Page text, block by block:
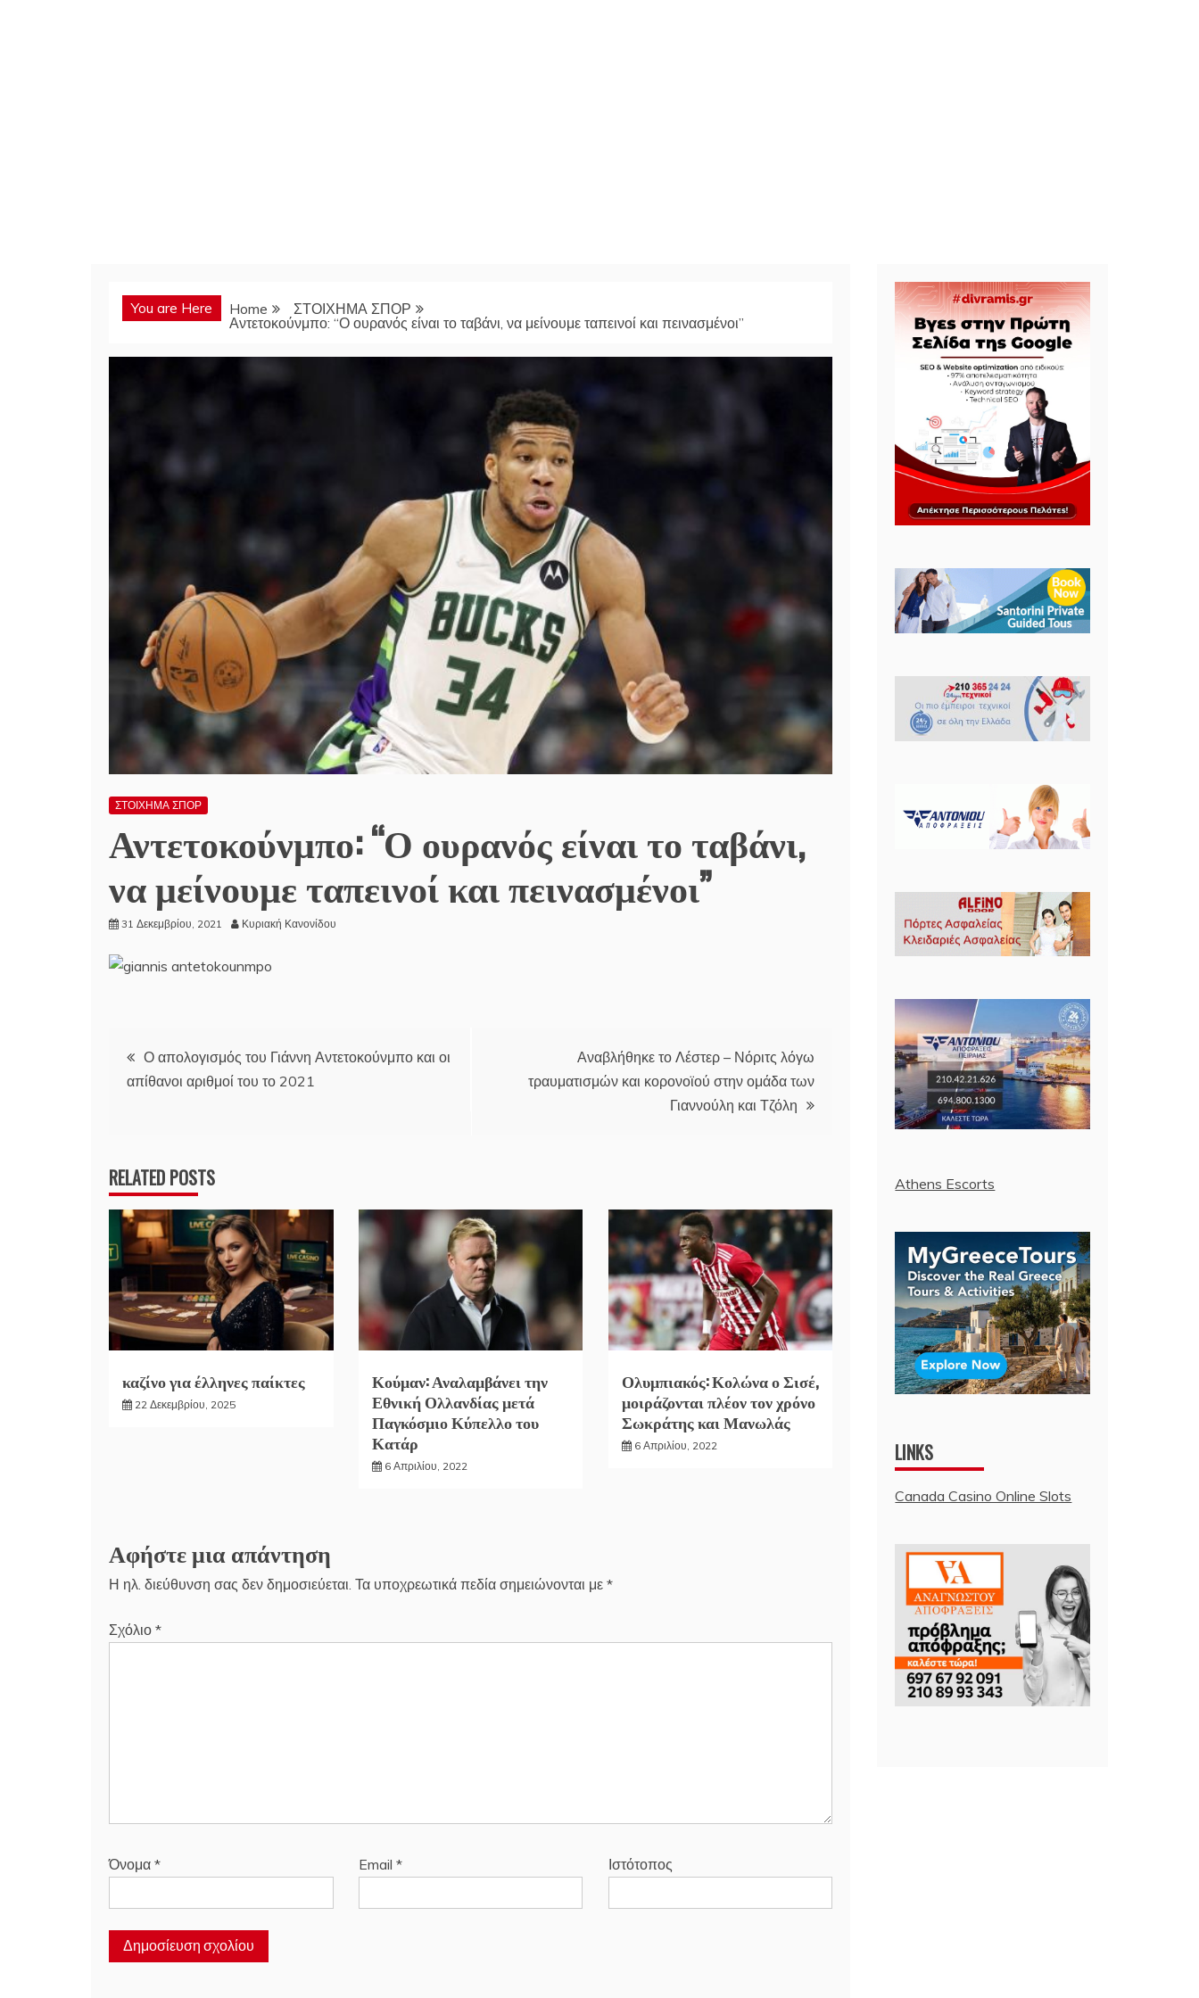
You are Here Home
ΣΤΟΙΧΗΜΑ ΣΠΟΡ
Αντετοκούνμπο: “Ο ουρανός είναι το ταβάνι, να μείνουμε ταπεινοί και πεινασμένοι”
ΣΤΟΙΧΗΜΑ ΣΠΟΡ
Αντετοκούνμπο: “Ο ουρανός είναι το ταβάνι,
να μείνουμε ταπεινοί και πεινασμένοι”
31 Δεκεμβρίου, 2021 Κυριακή Κανονίδου
Πλοήγηση
άρθρων
Ο απολογισμός του Γιάννη Αντετοκούνμπο και οι
απίθανοι αριθμοί του το 2021
Αναβλήθηκε το Λέστερ – Νόριτς λόγω
τραυματισμών και κορονοϊού στην ομάδα των
Γιαννούλη και Τζόλη
RELATED POSTS
καζίνο για έλληνες παίκτες
22 Δεκεμβρίου, 2025
Κούμαν: Αναλαμβάνει την
Εθνική Ολλανδίας μετά
Παγκόσμιο Κύπελλο του
Κατάρ
6 Απριλίου, 2022
Ολυμπιακός: Κολώνα ο Σισέ,
μοιράζονται πλέον τον χρόνο
Σωκράτης και Μανωλάς
6 Απριλίου, 2022
Αφήστε μια απάντηση
Η ηλ. διεύθυνση σας δεν δημοσιεύεται. Τα υποχρεωτικά πεδία σημειώνονται με *
Σχόλιο *
Όνομα * Email * Ιστότοπος
Athens Escorts
LINKS
Canada Casino Online Slots